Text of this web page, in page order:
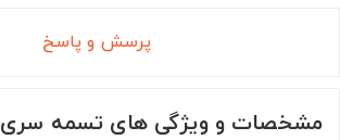
پرسش و پاسخ
مشخصات و ویژگی های تسمه سری C